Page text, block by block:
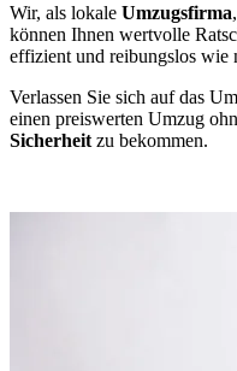
Wir, als lokale Umzugsfirma
können Ihnen wertvolle
effizient und reibungslos wie
Verlassen Sie sich auf das
einen preiswerten Umzug
Sicherheit zu bekommen.